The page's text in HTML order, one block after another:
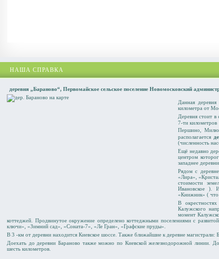
НАША СПРАВКА
деревня „Бараново“, Первомайское сельское поселение Новомосковский
Данная
километра от
Деревня стоит
7-ти километров
Першино ,
располагается
(численность
Ещё недавно
центром
западнее
Рядом с
«Лира»,
стоимости
Ивановское ).
«Книжник» ( что
В
Калужского
момент
коттеджей. Продвинутое окружение определено коттеджными поселениями с
ключи», «Зимний сад», «Соната-7», «Ле Гран», «Графские пруды».
В 3 -км от деревни находится Киевское шоссе. Также ближайшие к деревне
Доехать до деревни Бараново также можно по Киевской железнодорожной линии.
шесть километров.